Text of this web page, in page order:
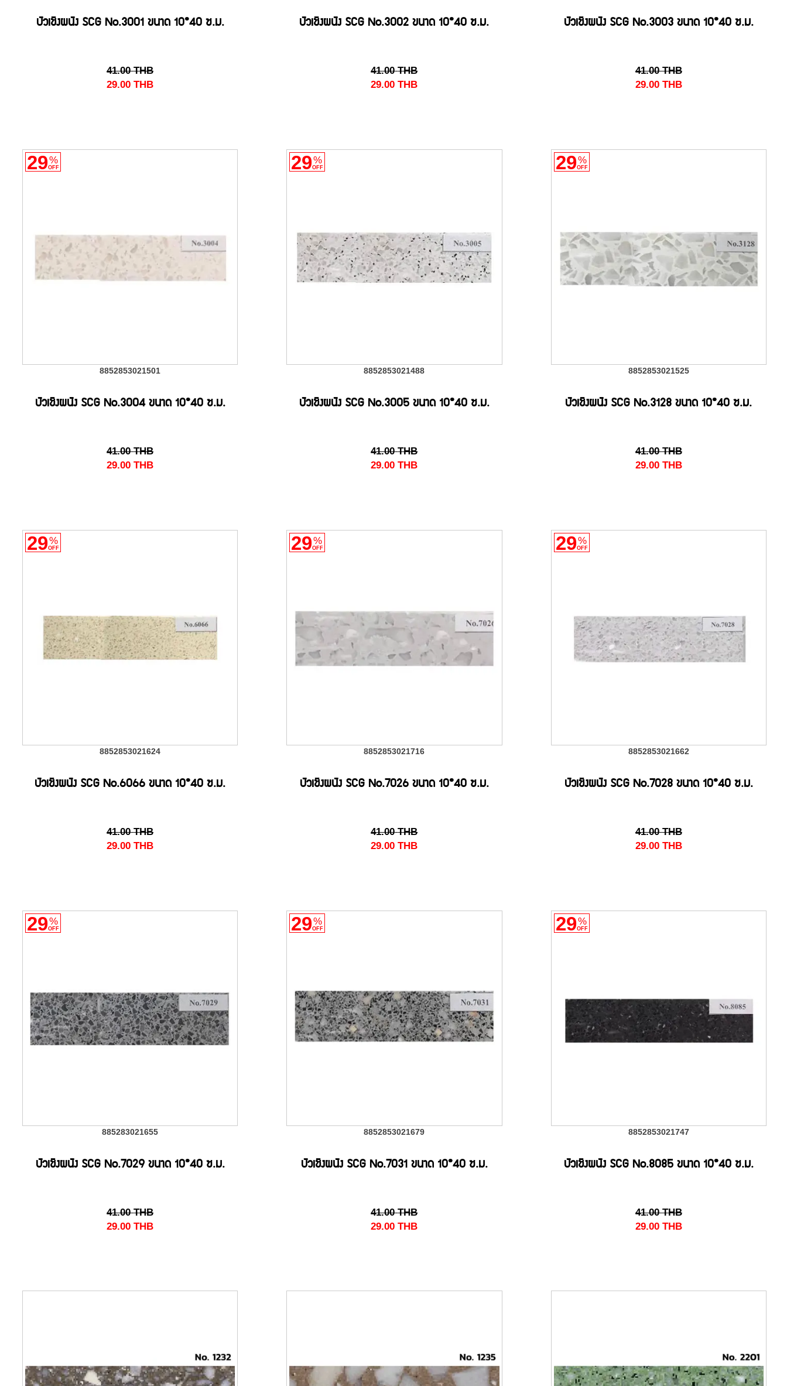
บัวเชิงผนัง SCG No.3001 ขนาด 10*40 ซ.ม.
41.00 THB
29.00THB
บัวเชิงผนัง SCG No.3002 ขนาด 10*40 ซ.ม.
41.00 THB
29.00THB
บัวเชิงผนัง SCG No.3003 ขนาด 10*40 ซ.ม.
41.00 THB
29.00 THB
29%
OFF
8852853021501
บัวเชิงผนัง SCG No.3004 ขนาด 10*40 ซ.ม.
41.00 THB
29.00THB
29%
OFF
8852853021488
บัวเชิงผนัง SCG No.3005 ขนาด 10*40 ซ.ม.
41.00 THB
29.00THB
29%
OFF
8852853021525
บัวเชิงผนัง SCG No.3128 ขนาด 10*40 ซ.ม.
41.00 THB
29.00 THB
29%
OFF
8852853021624
บัวเชิงผนัง SCG No.6066 ขนาด 10*40 ซ.ม.
41.00 THB
29.00THB
29%
OFF
8852853021716
บัวเชิงผนัง SCG No.7026 ขนาด 10*40 ซ.ม.
41.00 THB
29.00THB
29%
OFF
8852853021662
บัวเชิงผนัง SCG No.7028 ขนาด 10*40 ซ.ม.
41.00 THB
29.00 THB
29%
OFF
885283021655
บัวเชิงผนัง SCG No.7029 ขนาด 10*40 ซ.ม.
41.00 THB
29.00THB
29%
OFF
8852853021679
บัวเชิงผนัง SCG No.7031 ขนาด 10*40 ซ.ม.
41.00 THB
29.00THB
29%
OFF
8852853021747
บัวเชิงผนัง SCG No.8085 ขนาด 10*40 ซ.ม.
41.00 THB
29.00 THB